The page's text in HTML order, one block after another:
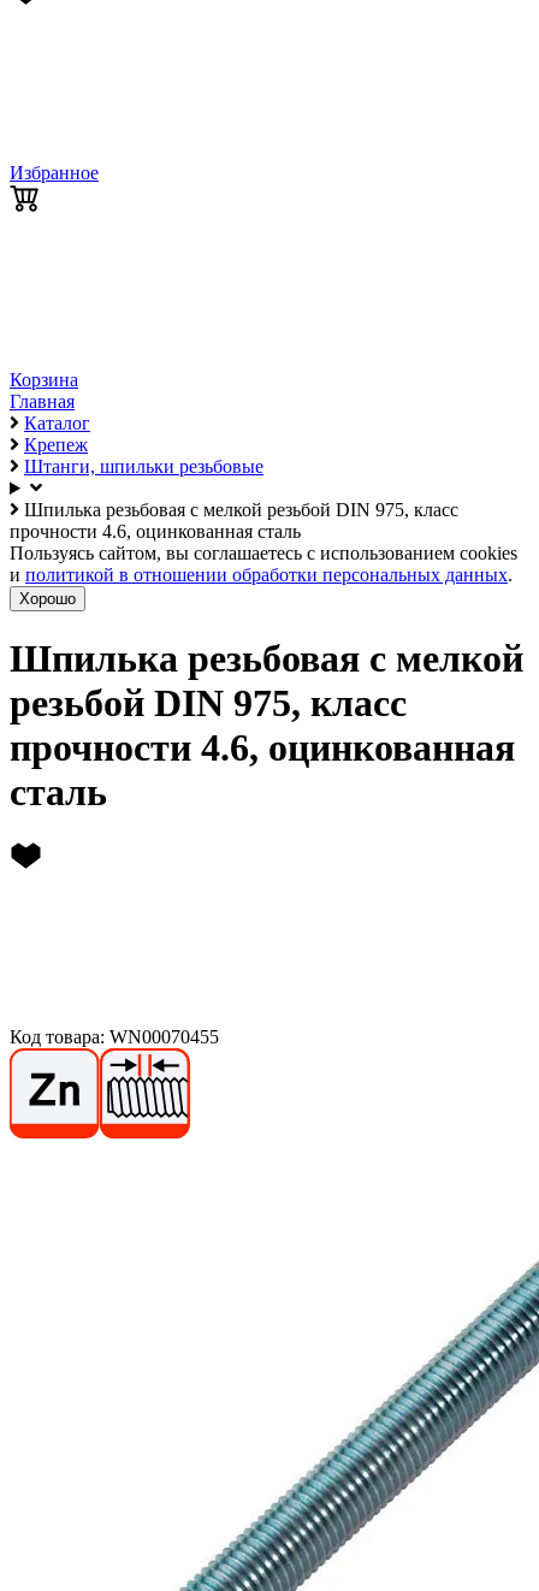
Избранное
Корзина
Главная
Каталог
Крепеж
Штанги, шпильки резьбовые
Шпилька резьбовая с мелкой резьбой DIN 975, класс
прочности 4.6, оцинкованная сталь
Пользуясь сайтом, вы соглашаетесь с использованием cookies
и политикой в отношении обработки персональных данных.
Хорошо
Шпилька резьбовая с мелкой
резьбой DIN 975, класс
прочности 4.6, оцинкованная
сталь
Код товара: WN00070455